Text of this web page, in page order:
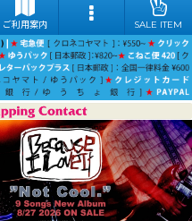
ご利用案内 SALE ITEM